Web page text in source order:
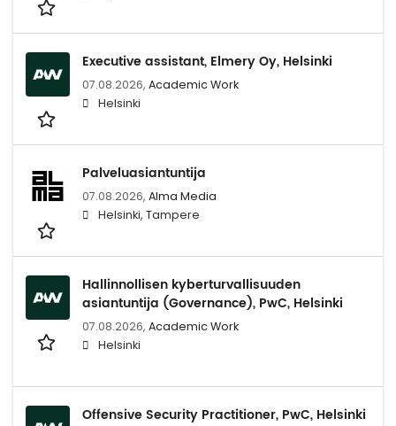
Executive assistant, Elmery Oy, Helsinki
07.08.2026, Academic Work
Helsinki
Palveluasiantuntija
07.08.2026, Alma Media
Helsinki, Tampere
Hallinnollisen kyberturvallisuuden
asiantuntija (Governance), PwC, Helsinki
07.08.2026, Academic Work
Helsinki
Offensive Security Practitioner, PwC, Helsinki